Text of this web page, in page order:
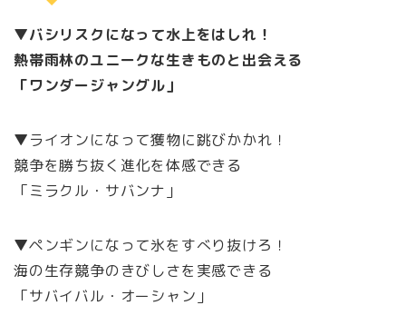
▼バシリスクになって水上をはしれ！
熱帯雨林のユニークな生きものと出会える
「ワンダージャングル」
▼ライオンになって獲物に跳びかかれ！
競争を勝ち抜く進化を体感できる
「ミラクル・サバンナ」
▼ペンギンになって氷をすべり抜けろ！
海の生存競争のきびしさを実感できる
「サバイバル・オーシャン」